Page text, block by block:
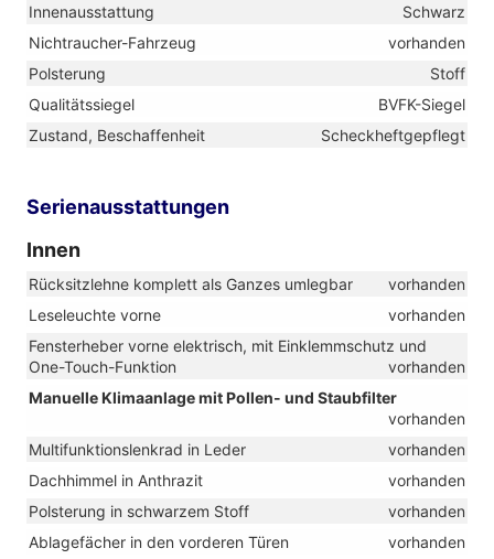
Innenausstattung
Schwarz
Nichtraucher-Fahrzeug
vorhanden
Polsterung
Stoff
Qualitätssiegel
BVFK-Siegel
Zustand, Beschaffenheit
Scheckheftgepflegt
Serienausstattungen
Innen
Rücksitzlehne komplett als Ganzes umlegbar
vorhanden
Leseleuchte vorne
vorhanden
Fensterheber vorne elektrisch, mit Einklemmschutz und
One-Touch-Funktion
vorhanden
Manuelle Klimaanlage mit Pollen- und Staubfilter
vorhanden
Multifunktionslenkrad in Leder
vorhanden
Dachhimmel in Anthrazit
vorhanden
Polsterung in schwarzem Stoff
vorhanden
Ablagefächer in den vorderen Türen
vorhanden